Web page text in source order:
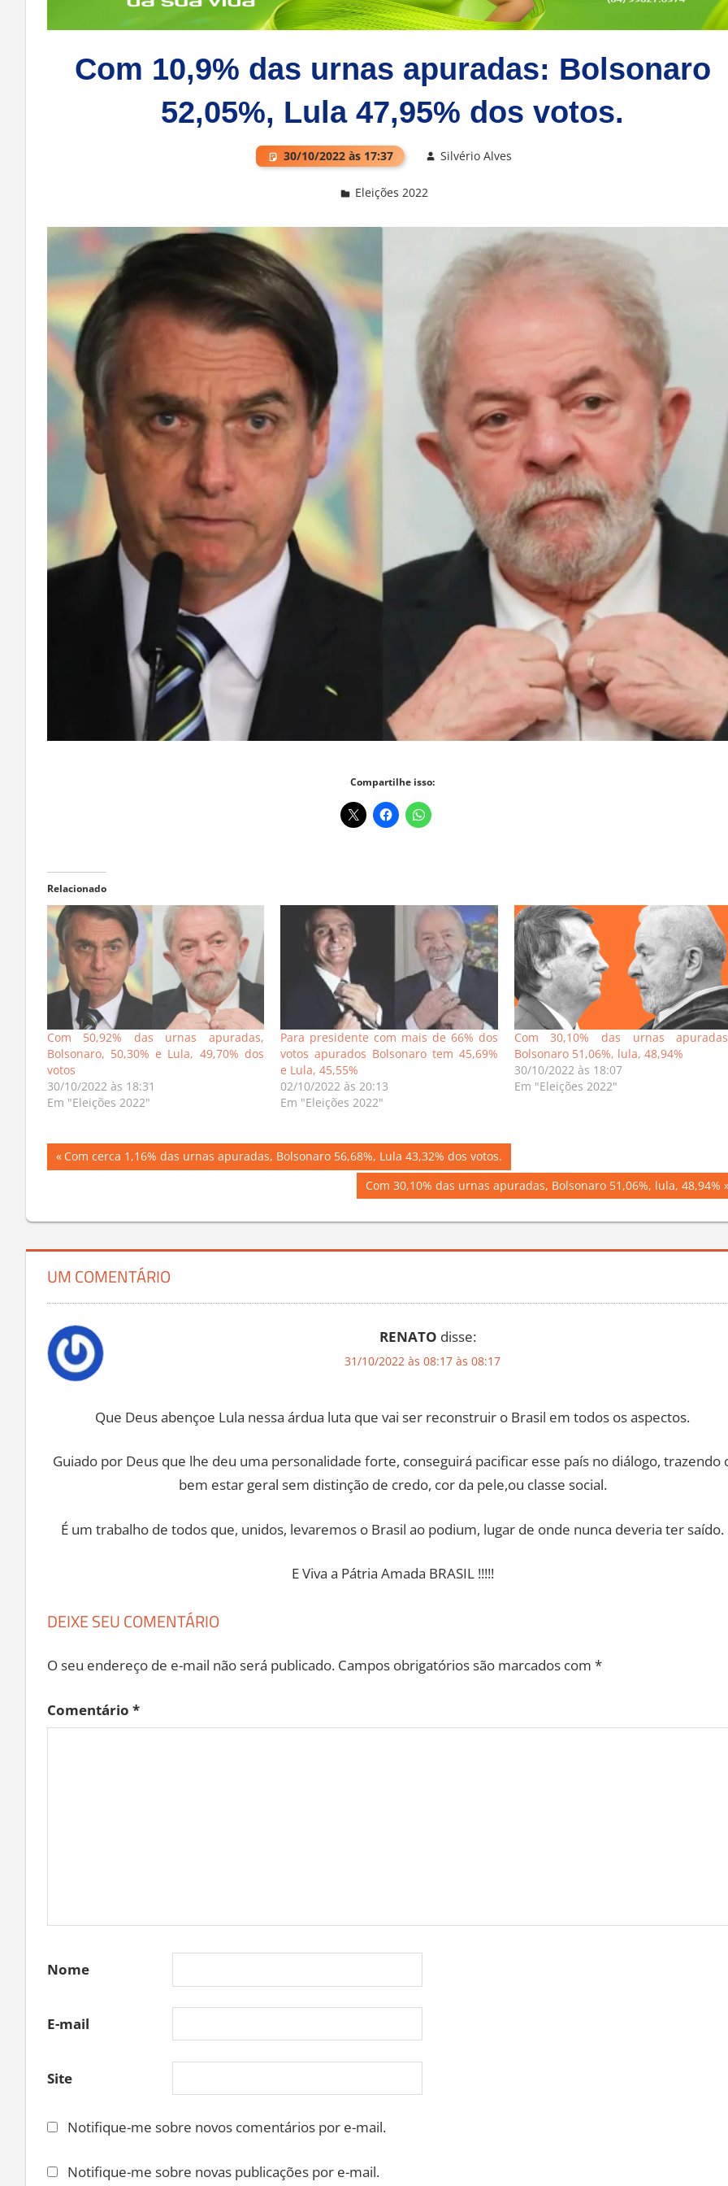
Com 10,9% das urnas apuradas: Bolsonaro
52,05%, Lula 47,95% dos votos.
30/10/2022 às 17:37
Eleições 2022
Compartilhe isso:
Com 50,92% das urnas apuradas,
Bolsonaro, 50,30% e Lula, 49,70% dos
votos
30/10/2022 às 18:31
Em "Eleições 2022"
Para presidente com mais de 66% dos
votos apurados Bolsonaro tem 45,69%
e Lula, 45,55%
02/10/2022 às 20:13
Em "Eleições 2022"
Com 30,10% das urnas
Bolsonaro 51,06%, lula, 48,94%
30/10/2022 às 18:07
Em "Eleições 2022"
Navegação
Post
Previous
Com cerca 1,16% das urnas apuradas, Bolsonaro 56,68%, Lula 43,32% dos votos.
Next
Com 30,10% das urnas apuradas, Bolsonaro 51,06%, lula, 48,94%
UM COMENTÁRIO
RENATO disse:
31/10/2022 às 08:17 às 08:17
Que Deus abençoe Lula nessa árdua luta que vai ser reconstruir o Brasil em todos os aspectos.
Guiado por Deus que lhe deu uma personalidade forte, conseguirá pacificar esse país no diálogo, trazendo
bem estar geral sem distinção de credo, cor da pele,ou classe social.
É um trabalho de todos que, unidos, levaremos o Brasil ao podium, lugar de onde nunca deveria ter saído.
E Viva a Pátria Amada BRASIL !!!!!
DEIXE SEU COMENTÁRIO
O seu endereço de e-mail não será publicado. Campos obrigatórios são marcados com
Comentário
Nome
E-mail
Site
Notifique-me sobre novos comentários por e-mail.
Notifique-me sobre novas publicações por e-mail.